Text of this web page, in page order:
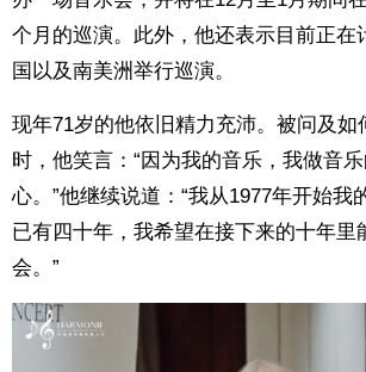
个月的巡演。此外，他还表示目前正在
国以及南美洲举行巡演。
现年71岁的他依旧精力充沛。被问及如
时，他笑言：“因为我的音乐，我做音
心。”他继续说道：“我从1977年开始我
已有四十年，我希望在接下来的十年里
会。”